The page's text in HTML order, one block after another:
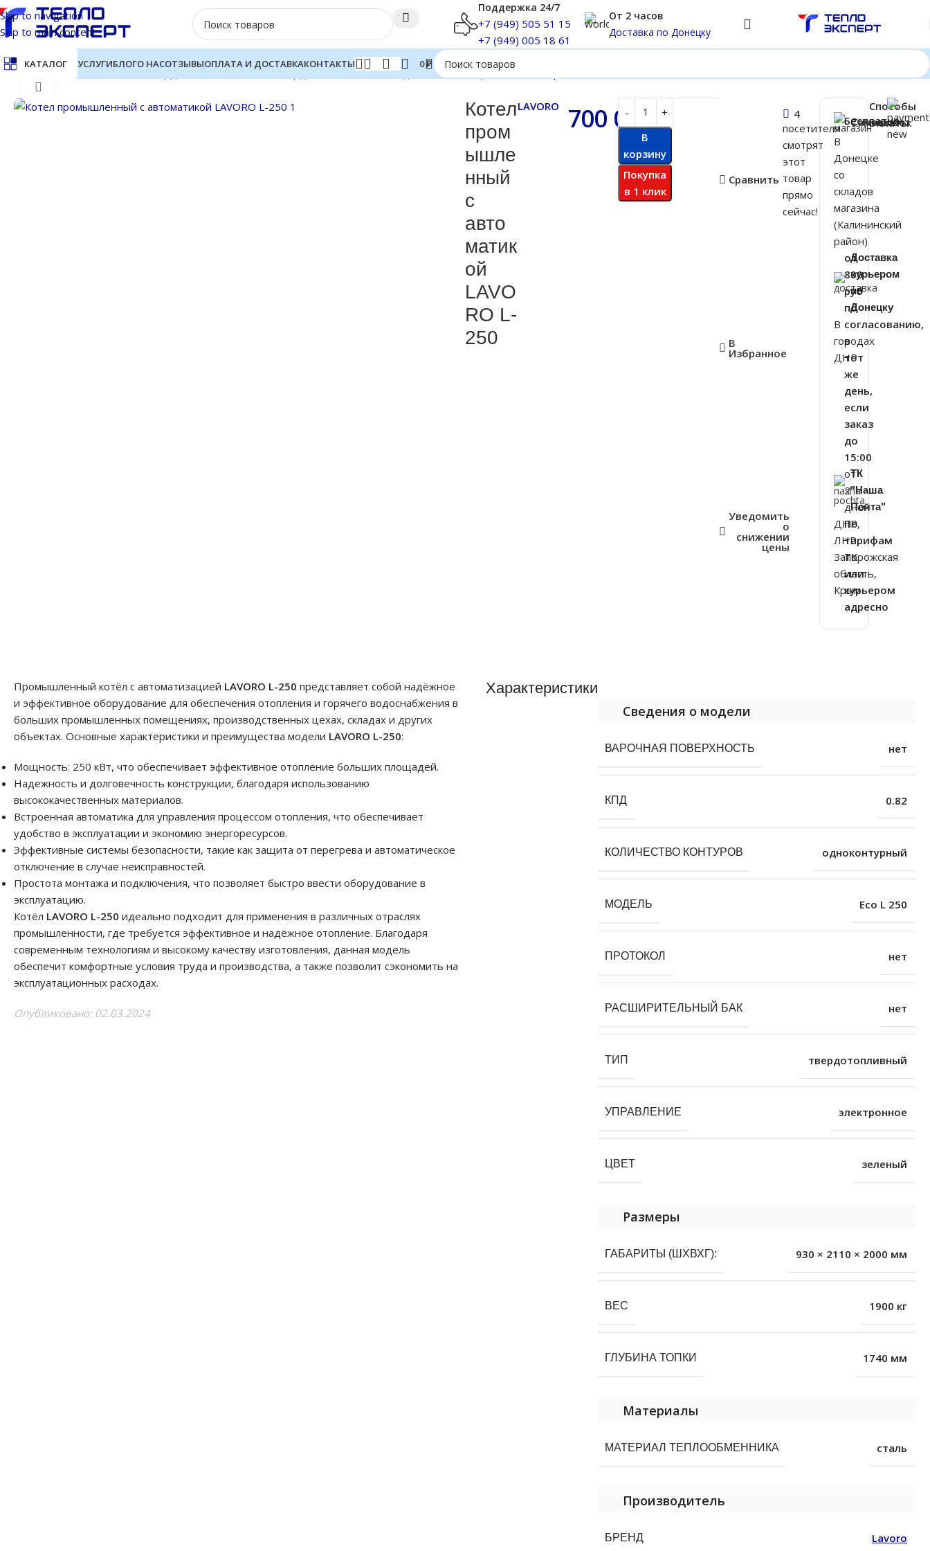
Skip to navigation
Skip to main content
Поддержка 24/7
+7 (949) 505 51 15
+7 (949) 005 18 61
От 2 часов
Доставка по Донецку
КАТАЛОГ УСЛУГИБЛОГО НАСОТЗЫВЫОПЛАТА И ДОСТАВКАКОНТАКТЫ 0₽
Главная Котлы отопления Твердотопливные котлы Твердотопливные котлы длительного горения
Котел
пром
ышле
нный
с
авто
матик
ой
LAVO
RO L-
250
LAVORO 700 000₽
В
корзину
Покупка
в 1 клик
Сравнить
В
Избранное
Уведомить
о
снижении
цены
4
посетителя
смотрят
этот
товар
прямо
сейчас!
Самовывоз
В
Донецке
со
складов
магазина
(Калининский
район)
Бесплатно
Доставка
курьером
по
Донецку
В
городах
ДНР
от
800
руб
по
согласованию,
в
тот
же
день,
если
заказ
до
15:00
ТК
"Наша
Почта"
ДНР,
ЛНР,
Запорожская
область,
Крым
от
2
дней
По
тарифам
ТК
или
курьером
адресно
Способы
оплаты:
Промышленный котёл с автоматизацией LAVORO L-250 представляет собой надёжное
и эффективное оборудование для обеспечения отопления и горячего водоснабжения в
больших промышленных помещениях, производственных цехах, складах и других
объектах. Основные характеристики и преимущества модели LAVORO L-250:
Мощность: 250 кВт, что обеспечивает эффективное отопление больших площадей.
Надежность и долговечность конструкции, благодаря использованию
высококачественных материалов.
Встроенная автоматика для управления процессом отопления, что обеспечивает
удобство в эксплуатации и экономию энергоресурсов.
Эффективные системы безопасности, такие как защита от перегрева и автоматическое
отключение в случае неисправностей.
Простота монтажа и подключения, что позволяет быстро ввести оборудование в
эксплуатацию.
Котёл LAVORO L-250 идеально подходит для применения в различных отраслях
промышленности, где требуется эффективное и надёжное отопление. Благодаря
современным технологиям и высокому качеству изготовления, данная модель
обеспечит комфортные условия труда и производства, а также позволит сэкономить на
эксплуатационных расходах.
Опубликовано: 02.03.2024
Характеристики
Сведения о модели
ВАРОЧНАЯ ПОВЕРХНОСТЬ нет
КПД 0.82
КОЛИЧЕСТВО КОНТУРОВ одноконтурный
МОДЕЛЬ Eco L 250
ПРОТОКОЛ нет
РАСШИРИТЕЛЬНЫЙ БАК нет
ТИП твердотопливный
УПРАВЛЕНИЕ электронное
ЦВЕТ зеленый
Размеры
ГАБАРИТЫ (ШХВХГ): 930 × 2110 × 2000 мм
ВЕС 1900 кг
ГЛУБИНА ТОПКИ 1740 мм
Материалы
МАТЕРИАЛ ТЕПЛООБМЕННИКА сталь
Производитель
БРЕНД Lavoro